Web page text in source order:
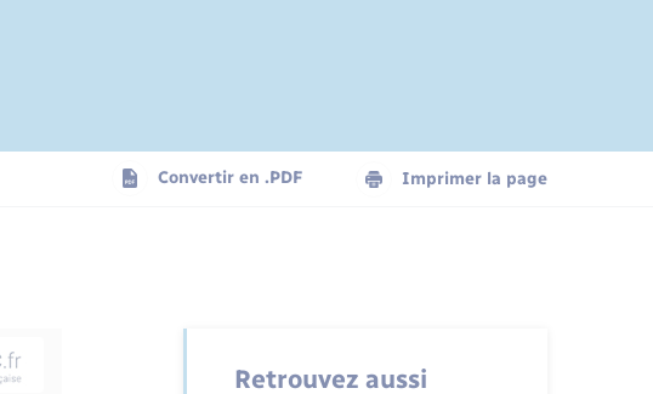
Convertir en .PDF Imprimer la page
Retrouvez aussi